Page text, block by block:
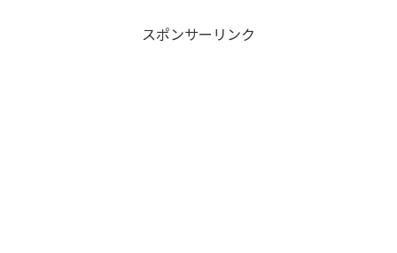
丁・古丁・中ノ丁・下ノ丁・江
ても迷わず向かうことができま
スポンサーリンク